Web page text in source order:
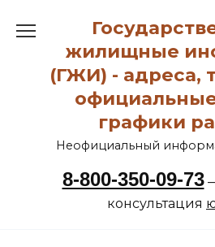
содержаниюжилищные
(ГЖИ) - адреса,
графики
Неофициальный
8-800-350-09-73—
консультация